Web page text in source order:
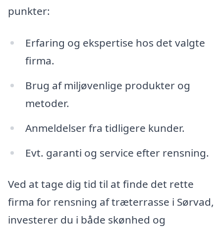
punkter:
Erfaring og ekspertise hos det valgte
firma.
Brug af miljøvenlige produkter og
metoder.
Anmeldelser fra tidligere kunder.
Evt. garanti og service efter rensning.
Ved at tage dig tid til at finde det rette
firma for rensning af træterrasse i Sørvad,
investerer du i både skønhed og